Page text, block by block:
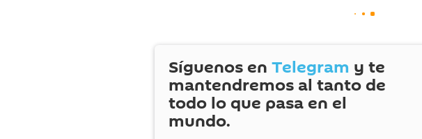
Síguenos en Telegram y te
mantendremos al tanto de
todo lo que pasa en el
mundo.